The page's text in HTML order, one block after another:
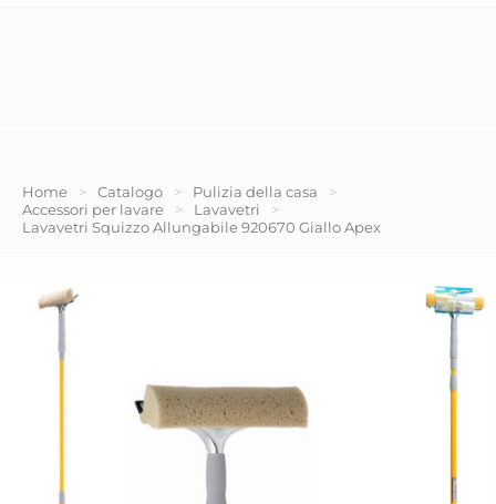
Home > Catalogo > Pulizia della casa
>
Accessori per lavare
> Lavavetri
>
Lavavetri Squizzo Allungabile 920670 Giallo Apex